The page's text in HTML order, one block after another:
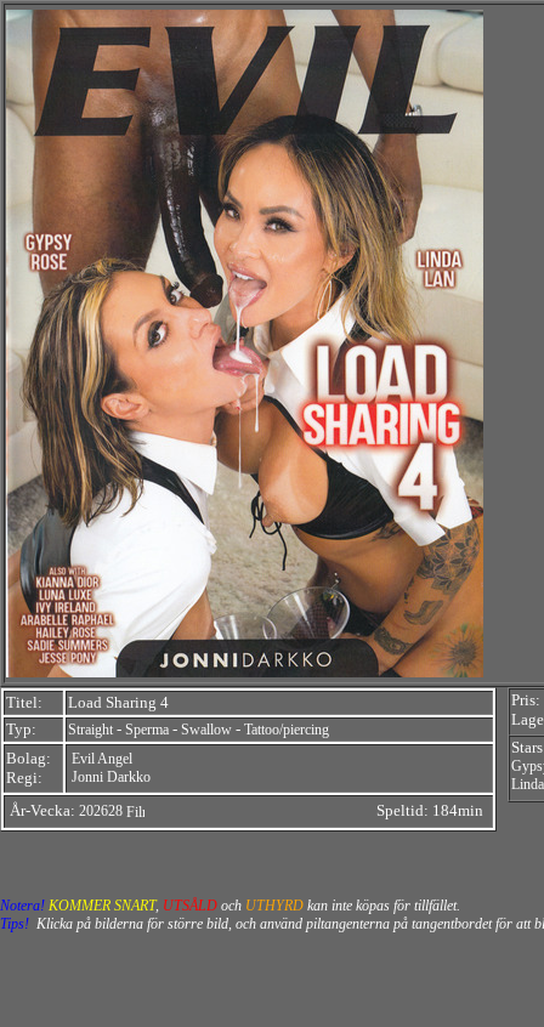
Titel:
Load Sharing 4
Typ:
Straight - Sperma - Swallow - Tattoo/piercing
Bolag:
Regi:
Evil Angel
Jonni Darkko
År-Vecka: 202628 Speltid: 184min
Notera! KOMMER SNART, UTSÅLD och UTHYRD kan inte köpas för tillfället.
Tips! Klicka på bilderna för större bild, och använd piltangenterna på tangentbordet för att